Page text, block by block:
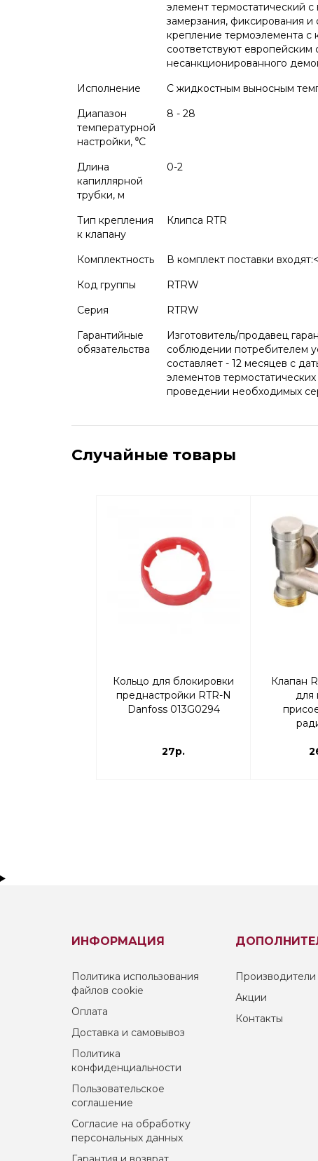
элемент термостатический
замерзания, фиксирования
крепление термоэлемента с
соответствуют
несанкционированного
Исполнение
С жидкостным выносным
Диапазон
температурной
настройки, ⁰С
8 - 28
Длина
капиллярной
трубки, м
0-2
Тип крепления
к клапану
Клипса RTR
Комплектность
В комплект поставки
Код группы
RTRW
Серия
RTRW
Гарантийные
обязательства
Изготовитель/продавец
соблюдении потребителем
составляет - 12 месяцев с
элементов
проведении необходимых
Случайные товары
Кольцо для блокировки
преднастройки RTR-N
Danfoss 013G0294
27р.
Клапан
для
ИНФОРМАЦИЯ
Политика использования
файлов cookie
Оплата
Доставка и самовывоз
Политика
конфиденциальности
Пользовательское
соглашение
Согласие на обработку
персональных данных
Производители
Акции
Контакты